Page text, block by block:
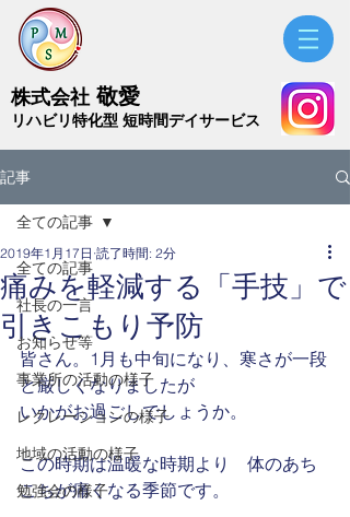
株式会社 敬愛
​リハビリ特化型 短時間デイサービス
記事
全ての記事
社長の一言
お知らせ等
事業所の活動の様子
レクレーションの様子
地域の活動の様子
勉強会の様子
全ての記事
痛みを軽減する「手技」で
引きこもり予防
2019年1月17日 読了時間: 2分
皆さん。1月も中旬になり、寒さが一段
と厳しくなりましたが
いかがお過ごしでしょうか。
この時期は温暖な時期より　体のあち
こちが痛くなる季節です。